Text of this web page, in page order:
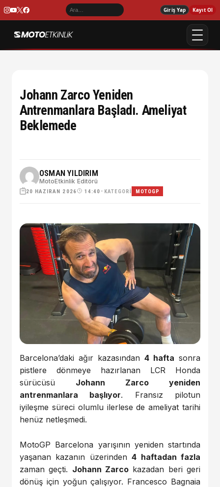
Giriş Yap Kayıt Ol
Johann Zarco Yeniden
Antrenmanlara Başladı. Ameliyat
Beklemede
OSMAN YILDIRIM
MotoEtkinlik Editörü
20 HAZIRAN 2026 14:40 • KATEGORI MOTOGP
Barcelona’daki ağır kazasından 4 hafta sonra
pistlere dönmeye hazırlanan LCR Honda
sürücüsü Johann Zarco yeniden
antrenmanlara başlıyor. Fransız pilotun
iyileşme süreci olumlu ilerlese de ameliyat tarihi
henüz netleşmedi.
MotoGP Barcelona yarışının yeniden startında
yaşanan kazanın üzerinden4 haftadan fazla
zaman geçti. Johann Zarco kazadan beri geri
dönüş için yoğun çalışıyor. Francesco Bagnaia